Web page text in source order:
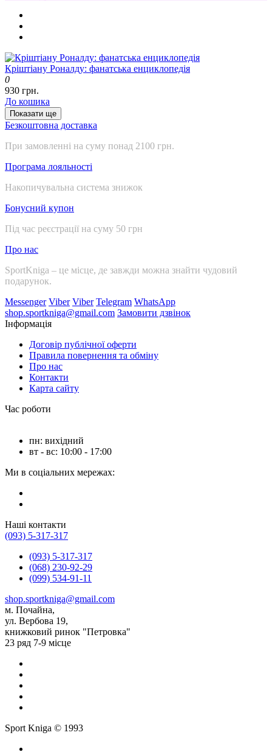
Кріштіану Роналду: фанатська енциклопедія
0
930 грн.
До кошика
Показати ще
Безкоштовна доставка
При замовленні на суму понад 2100 грн.
Програма лояльності
Накопичувальна система знижок
Бонусний купон
Під час реєстрації на суму 50 грн
Про нас
SportKniga – це місце, де завжди можна знайти чудовий
подарунок.
Messenger Viber Viber Telegram WhatsApp
shop.sportkniga@gmail.com Замовити дзвінок
Інформація
Договір публічної оферти
Правила повернення та обміну
Про нас
Контакти
Карта сайту
Час роботи
пн: вихідний
вт - вс: 10:00 - 17:00
Ми в соціальних мережах:
Наші контакти
(093) 5-317-317
(093) 5-317-317
(068) 230-92-29
(099) 534-91-11
shop.sportkniga@gmail.com
м. Почайна,
ул. Вербова 19,
книжковий ринок "Петровка"
23 ряд 7-9 місце
Sport Kniga © 1993